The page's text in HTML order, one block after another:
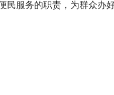
服务的职责，为群众办